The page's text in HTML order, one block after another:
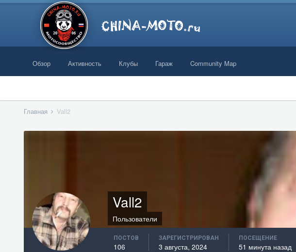
Обзор Активность Клубы Гараж Community Map
Главная Vall2
Vall2
Пользователи
ПОСТОВ
106
ЗАРЕГИСТРИРОВАН
3 августа, 2024
ПОСЕЩЕНИЕ
51 минута назад